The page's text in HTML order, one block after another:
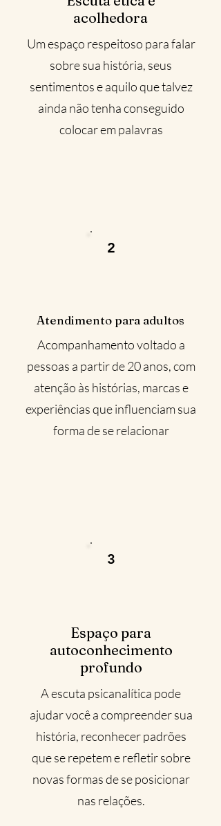
acolhedora
Um espaço respeitoso para falar
sobre sua história, seus
sentimentos e aquilo que talvez
ainda não tenha conseguido
colocar em palavras
2
Atendimento para adultos
Acompanhamento voltado a
pessoas a partir de 20 anos, com
atenção às histórias, marcas e
experiências que influenciam sua
forma de se relacionar
3
Espaço para
autoconhecimento
profundo
A escuta psicanalítica pode
ajudar você a compreender sua
história, reconhecer padrões
que se repetem e refletir sobre
novas formas de se posicionar
nas relações.